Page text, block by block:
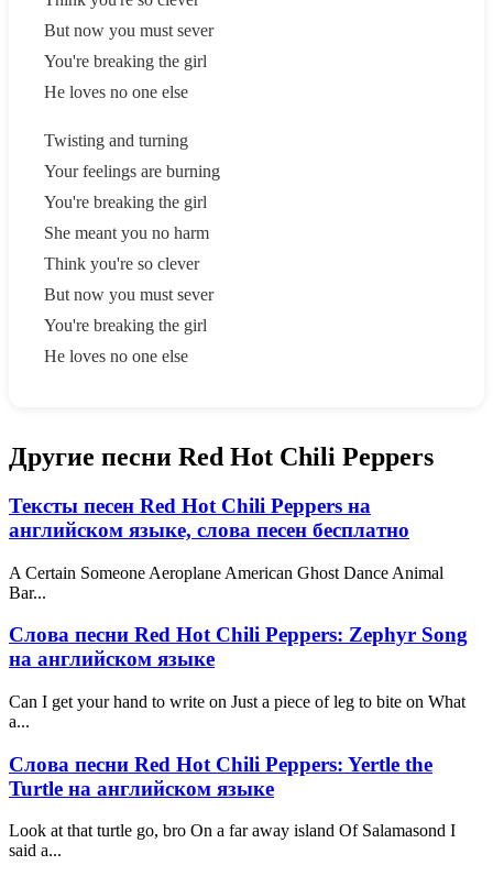
But now you must sever
You're breaking the girl
He loves no one else
Twisting and turning
Your feelings are burning
You're breaking the girl
She meant you no harm
Think you're so clever
But now you must sever
You're breaking the girl
He loves no one else
Другие песни Red Hot Chili Peppers
Тексты песен Red Hot Chili Peppers на
английском языке, слова песен бесплатно
A Certain Someone Aeroplane American Ghost Dance Animal
Bar...
Слова песни Red Hot Chili Peppers: Zephyr Song
на английском языке
Can I get your hand to write on Just a piece of leg to bite on What
a...
Слова песни Red Hot Chili Peppers: Yertle the
Turtle на английском языке
Look at that turtle go, bro On a far away island Of Salamasond I
said a...